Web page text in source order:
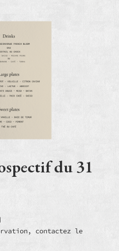
du 31
contactez le